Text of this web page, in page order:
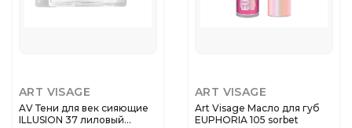
ART VISAGE
AV Тени для век сияющие
ILLUSION 37 лиловый
ART VISAGE
Art Visage Масло для губ
EUPHORIA 105 sorbet